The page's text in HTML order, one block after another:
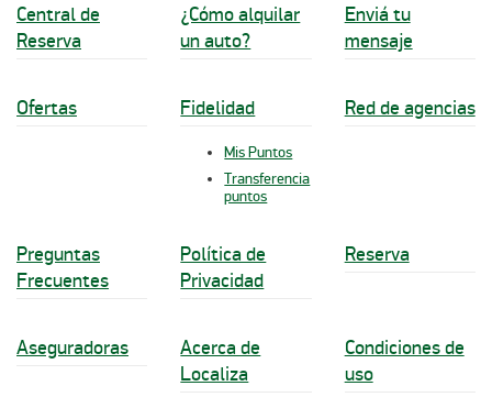
Central de
Reserva
¿Cómo alquilar
un auto?
Enviá tu
mensaje
Ofertas Fidelidad
Mis Puntos
Transferencia
puntos
Red de agencias
Preguntas
Frecuentes
Política de
Privacidad
Reserva
Aseguradoras
Acerca de
Localiza
Condiciones de
uso